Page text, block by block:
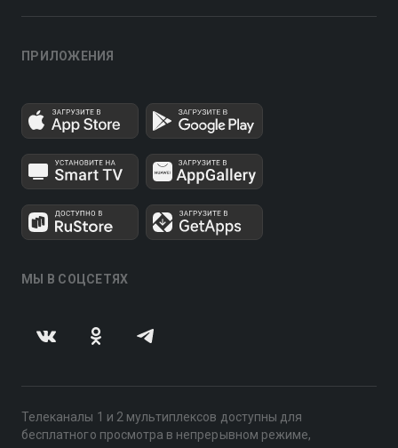
ПРИЛОЖЕНИЯ
МЫ В СОЦСЕТЯХ
Телеканалы 1 и 2 мультиплексов доступны для
бесплатного просмотра в непрерывном режиме,